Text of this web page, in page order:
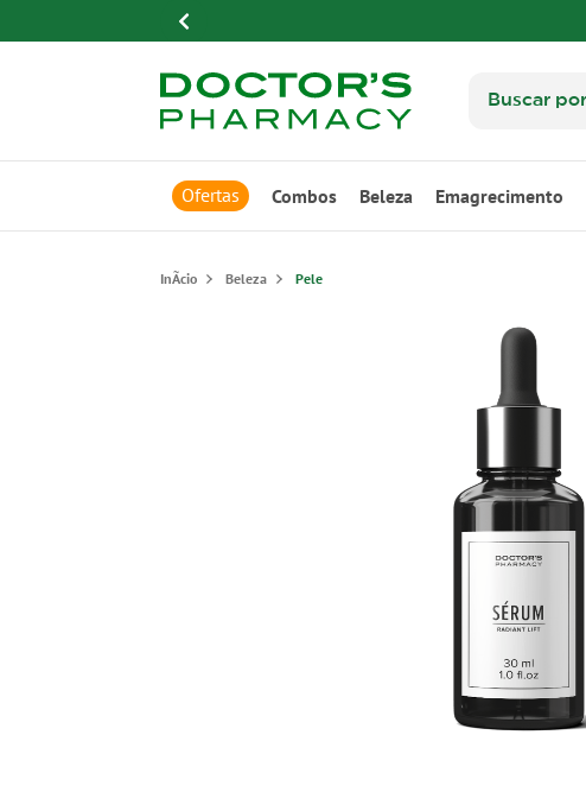
Ofertas Combos Beleza Emagrecimento
Beleza Pele